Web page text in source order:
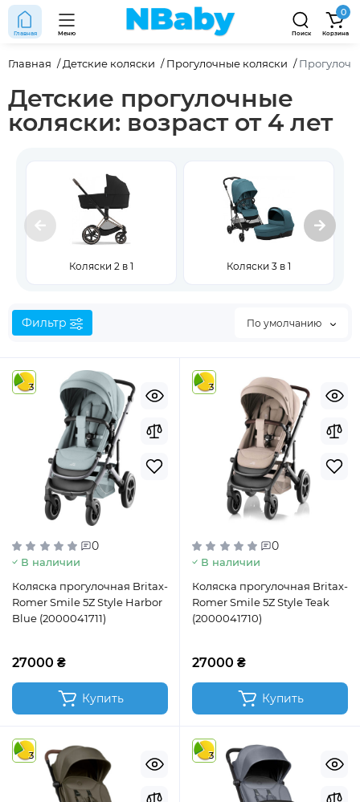
Главная Меню Поиск
0
Корзина
Главная Детские коляски Прогулочные коляски
Детские прогулочные
коляски: возраст от 4 лет
Коляски 2 в 1 Коляски 3 в 1
Фильтр По умолчанию
3
0
В наличии
Коляска прогулочная Britax-
Romer Smile 5Z Style Harbor
Blue (2000041711)
27000 ₴
Купить
3
0
В наличии
Коляска прогулочная Britax-
Romer Smile 5Z Style Teak
(2000041710)
27000 ₴
Купить
3 3